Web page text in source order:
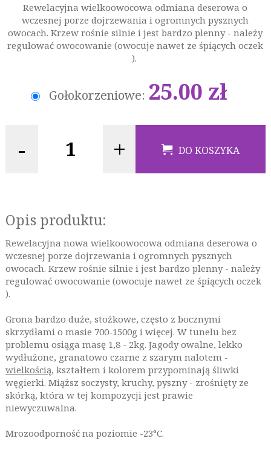
Rewelacyjna wielkoowocowa odmiana deserowa o
wczesnej porze dojrzewania i ogromnych pysznych
owocach. Krzew rośnie silnie i jest bardzo plenny - należy
regulować owocowanie (owocuje nawet ze śpiących oczek
).
Gołokorzeniowe: 25.00 zł
- + DO KOSZYKA
Opis produktu:
Rewelacyjna nowa wielkoowocowa odmiana deserowa o
wczesnej porze dojrzewania i ogromnych pysznych
owocach. Krzew rośnie silnie i jest bardzo plenny - należy
regulować owocowanie (owocuje nawet ze śpiących oczek
).
Grona bardzo duże, stożkowe, często z bocznymi
skrzydłami o masie 700-1500g i więcej. W tunelu bez
problemu osiąga masę 1,8 - 2kg. Jagody owalne, lekko
wydłużone, granatowo czarne z szarym nalotem -
wielkością, kształtem i kolorem przypominają śliwki
węgierki. Miąższ soczysty, kruchy, pyszny - zrośnięty ze
skórką, która w tej kompozycji jest prawie
niewyczuwalna.
Mrozoodporność na poziomie -23°C.